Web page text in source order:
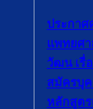
ประกา
แพทยศ
วัฒน เรื่
สมัครบุ
หลักสูต